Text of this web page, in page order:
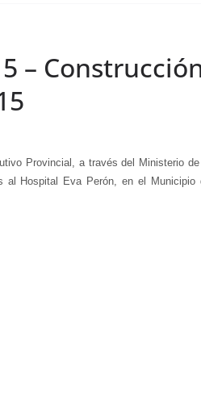
–
Provincial, a través del Ministerio
Hospital Eva Perón, en el